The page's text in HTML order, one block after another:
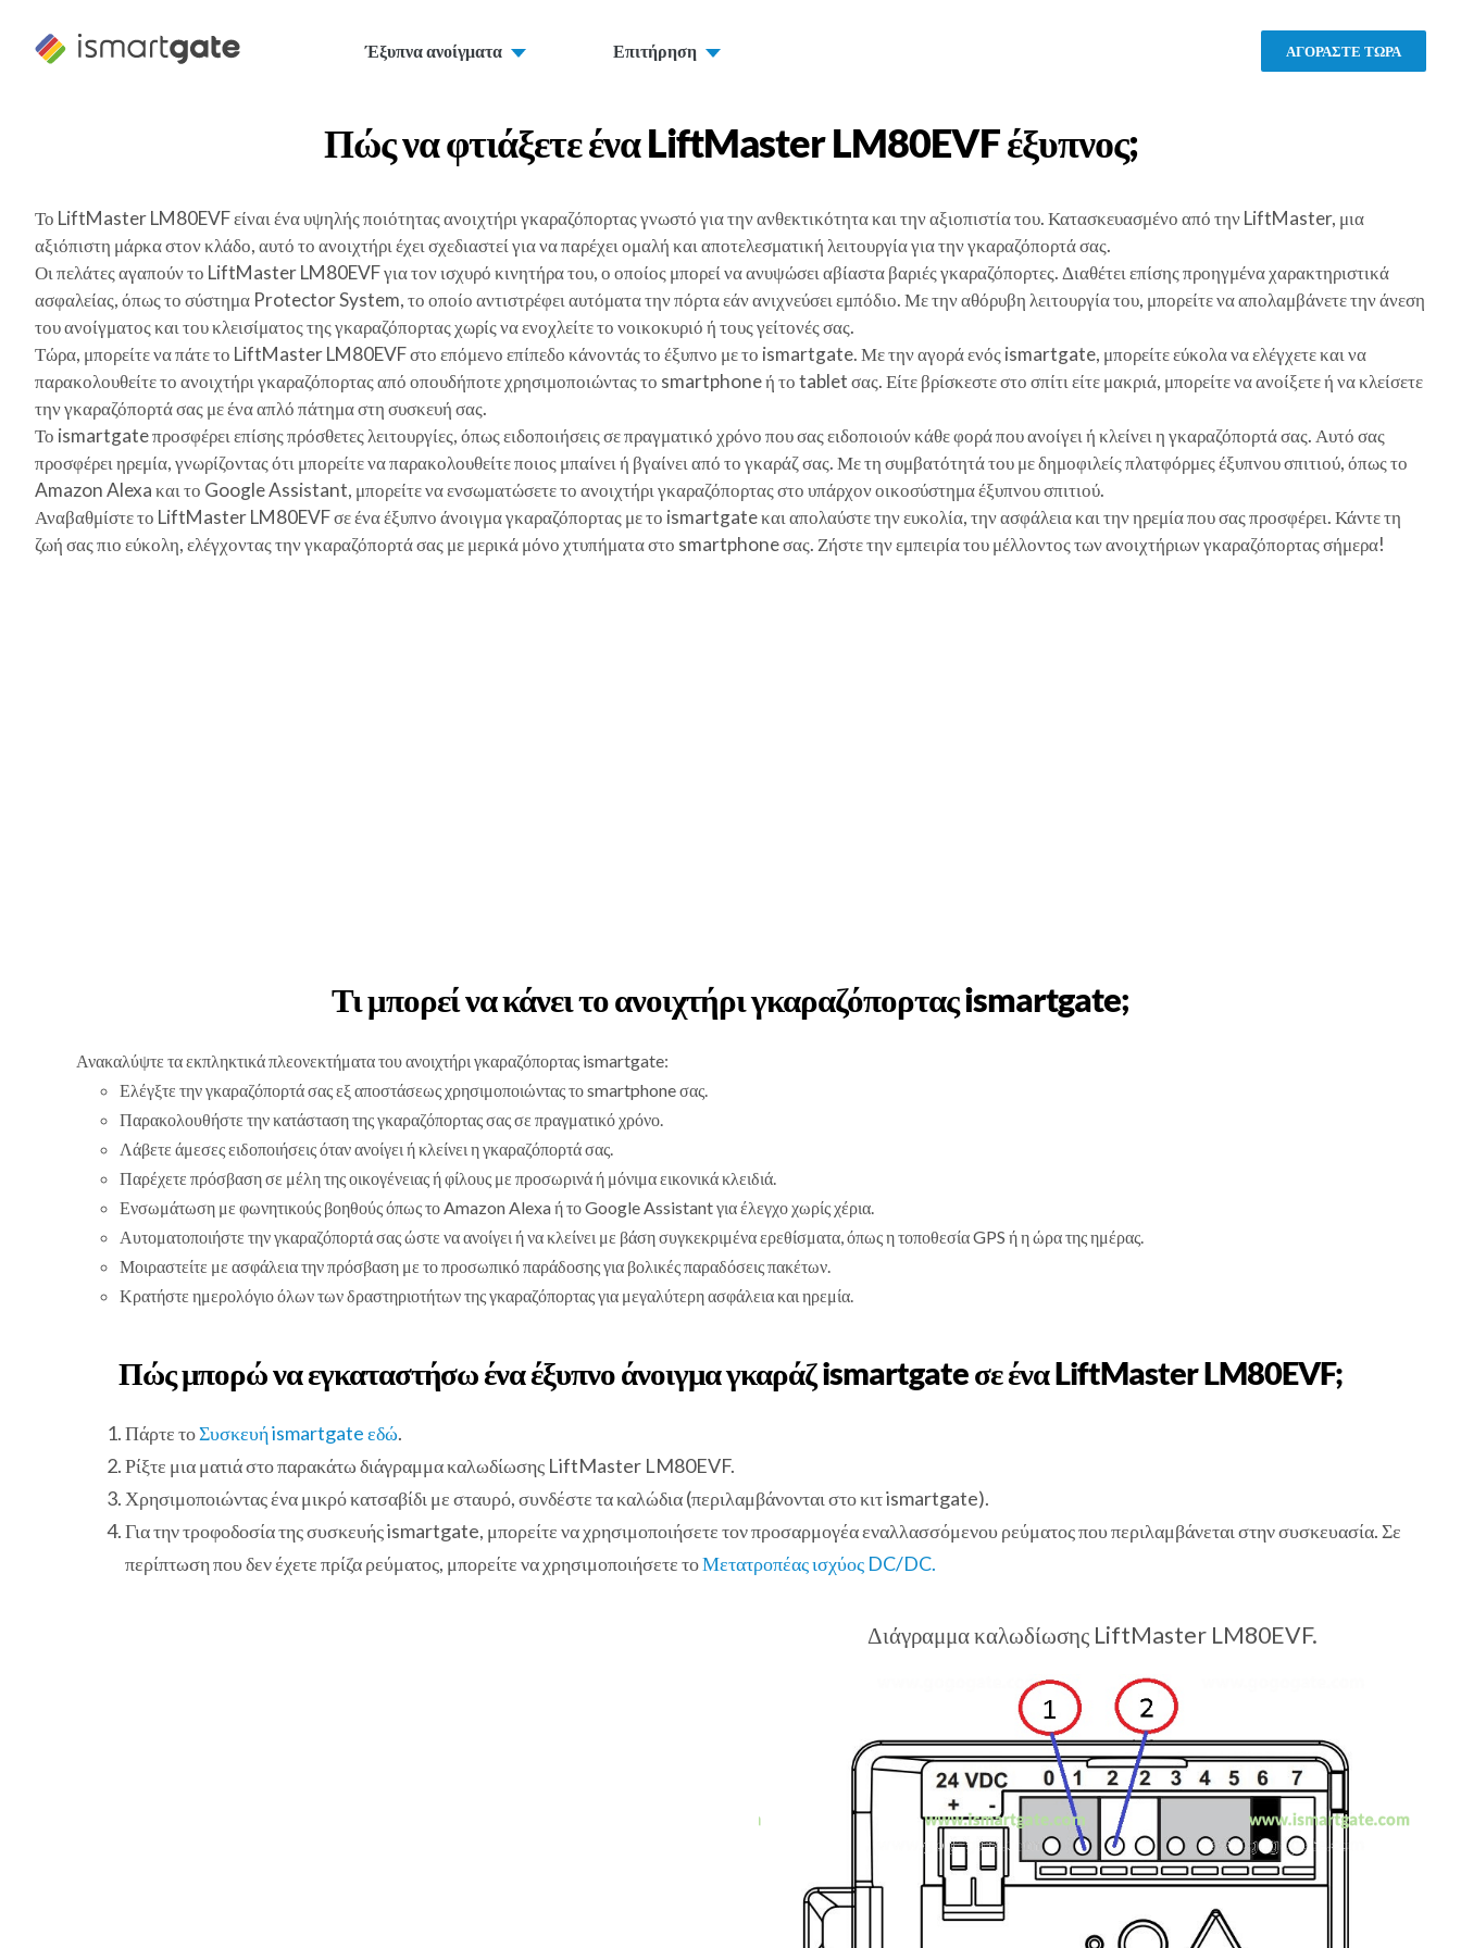
περιεχόμενο
Έξυπνα ανοίγματα Επιτήρηση ΑΓΟΡΑΣΤΕ ΤΩΡΑ
Πώς να φτιάξετε έναLiftMaster LM80EVFέξυπνος;
Το LiftMaster LM80EVF είναι ένα υψηλής ποιότητας ανοιχτήρι γκαραζόπορτας γνωστό για την ανθεκτικότητα και την αξιοπιστία του. Κατασκευασμένο από την LiftMaster, μια
αξιόπιστη μάρκα στον κλάδο, αυτό το ανοιχτήρι έχει σχεδιαστεί για να παρέχει ομαλή και αποτελεσματική λειτουργία για την γκαραζόπορτά σας.
Οι πελάτες αγαπούν το LiftMaster LM80EVF για τον ισχυρό κινητήρα του, ο οποίος μπορεί να ανυψώσει αβίαστα βαριές γκαραζόπορτες. Διαθέτει επίσης προηγμένα χαρακτηριστικά
ασφαλείας, όπως το σύστημα Protector System, το οποίο αντιστρέφει αυτόματα την πόρτα εάν ανιχνεύσει εμπόδιο. Με την αθόρυβη λειτουργία του, μπορείτε να απολαμβάνετε την άνεση
του ανοίγματος και του κλεισίματος της γκαραζόπορτας χωρίς να ενοχλείτε το νοικοκυριό ή τους γείτονές σας.
Τώρα, μπορείτε να πάτε το LiftMaster LM80EVF στο επόμενο επίπεδο κάνοντάς το έξυπνο με το ismartgate. Με την αγορά ενός ismartgate, μπορείτε εύκολα να ελέγχετε και να
παρακολουθείτε το ανοιχτήρι γκαραζόπορτας από οπουδήποτε χρησιμοποιώντας το smartphone ή το tablet σας. Είτε βρίσκεστε στο σπίτι είτε μακριά, μπορείτε να ανοίξετε ή να κλείσετε
την γκαραζόπορτά σας με ένα απλό πάτημα στη συσκευή σας.
Το ismartgate προσφέρει επίσης πρόσθετες λειτουργίες, όπως ειδοποιήσεις σε πραγματικό χρόνο που σας ειδοποιούν κάθε φορά που ανοίγει ή κλείνει η γκαραζόπορτά σας. Αυτό σας
προσφέρει ηρεμία, γνωρίζοντας ότι μπορείτε να παρακολουθείτε ποιος μπαίνει ή βγαίνει από το γκαράζ σας. Με τη συμβατότητά του με δημοφιλείς πλατφόρμες έξυπνου σπιτιού, όπως το
Amazon Alexa και το Google Assistant, μπορείτε να ενσωματώσετε το ανοιχτήρι γκαραζόπορτας στο υπάρχον οικοσύστημα έξυπνου σπιτιού.
Αναβαθμίστε το LiftMaster LM80EVF σε ένα έξυπνο άνοιγμα γκαραζόπορτας με το ismartgate και απολαύστε την ευκολία, την ασφάλεια και την ηρεμία που σας προσφέρει. Κάντε τη
ζωή σας πιο εύκολη, ελέγχοντας την γκαραζόπορτά σας με μερικά μόνο χτυπήματα στο smartphone σας. Ζήστε την εμπειρία του μέλλοντος των ανοιχτήριων γκαραζόπορτας σήμερα!
Τι μπορεί να κάνει το ανοιχτήρι γκαραζόπορτας ismartgate;
Ανακαλύψτε τα εκπληκτικά πλεονεκτήματα του ανοιχτήρι γκαραζόπορτας ismartgate:
Ελέγξτε την γκαραζόπορτά σας εξ αποστάσεως χρησιμοποιώντας το smartphone σας.
Παρακολουθήστε την κατάσταση της γκαραζόπορτας σας σε πραγματικό χρόνο.
Λάβετε άμεσες ειδοποιήσεις όταν ανοίγει ή κλείνει η γκαραζόπορτά σας.
Παρέχετε πρόσβαση σε μέλη της οικογένειας ή φίλους με προσωρινά ή μόνιμα εικονικά κλειδιά.
Ενσωμάτωση με φωνητικούς βοηθούς όπως το Amazon Alexa ή το Google Assistant για έλεγχο χωρίς χέρια.
Αυτοματοποιήστε την γκαραζόπορτά σας ώστε να ανοίγει ή να κλείνει με βάση συγκεκριμένα ερεθίσματα, όπως η τοποθεσία GPS ή η ώρα της ημέρας.
Μοιραστείτε με ασφάλεια την πρόσβαση με το προσωπικό παράδοσης για βολικές παραδόσεις πακέτων.
Κρατήστε ημερολόγιο όλων των δραστηριοτήτων της γκαραζόπορτας για μεγαλύτερη ασφάλεια και ηρεμία.
Πώς μπορώ να εγκαταστήσω ένα έξυπνο άνοιγμα γκαράζ ismartgate σε ένα LiftMaster LM80EVF;
Πάρτε τοΣυσκευή ismartgate εδώ.
Ρίξτε μια ματιά στο παρακάτω διάγραμμα καλωδίωσης LiftMaster LM80EVF.
Χρησιμοποιώντας ένα μικρό κατσαβίδι με σταυρό, συνδέστε τα καλώδια (περιλαμβάνονται στο κιτ ismartgate).
Για την τροφοδοσία της συσκευής ismartgate, μπορείτε να χρησιμοποιήσετε τον προσαρμογέα εναλλασσόμενου ρεύματος που περιλαμβάνεται στην συσκευασία. Σε
περίπτωση που δεν έχετε πρίζα ρεύματος, μπορείτε να χρησιμοποιήσετε τοΜετατροπέας ισχύος DC/DC.
Διάγραμμα καλωδίωσης LiftMaster LM80EVF.